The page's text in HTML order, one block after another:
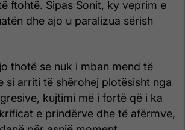
ftohtë. Sipas Sonit, ky veprim e
dhe ajo u paralizua sërish
thotë se nuk i mban mend të
si arriti të shërohej plotësisht nga
kujtimi më i fortë që i ka
e prindërve dhe të afërmve,